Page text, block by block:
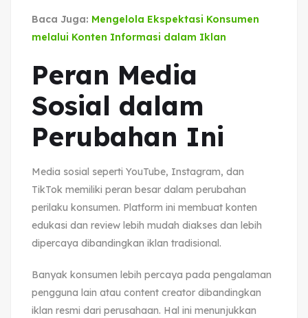
Baca Juga: Mengelola Ekspektasi Konsumen
melalui Konten Informasi dalam Iklan
Peran Media
Sosial dalam
Perubahan Ini
Media sosial seperti YouTube, Instagram, dan
TikTok memiliki peran besar dalam perubahan
perilaku konsumen. Platform ini membuat konten
edukasi dan review lebih mudah diakses dan lebih
dipercaya dibandingkan iklan tradisional.
Banyak konsumen lebih percaya pada pengalaman
pengguna lain atau content creator dibandingkan
iklan resmi dari perusahaan. Hal ini menunjukkan